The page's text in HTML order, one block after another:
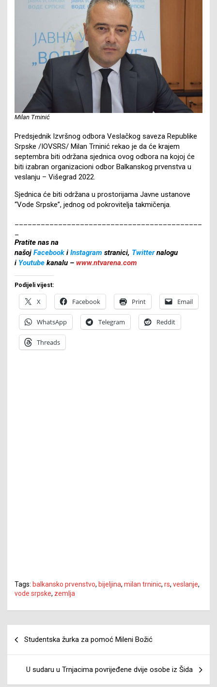
Milan Trninić
Predsjednik Izvršnog odbora Veslačkog saveza Republike
Srpske /IOVSRS/ Milan Trninić rekao je da će krajem
septembra biti održana sjednica ovog odbora na kojoj će
biti izabran organizacioni odbor Balkanskog prvenstva u
veslanju – Višegrad 2022.
Sjednica će biti održana u prostorijama Javne ustanove
“Vode Srpske”, jednog od pokrovitelja takmičenja.
Pratite nas na
našoj Facebook i Instagram stranici, Twitternalogu
i Youtube kanalu – www.ntvarena.com
Podijeli vijest:
X Facebook Print Email
WhatsApp Telegram Reddit
Threads
Tags: balkansko prvenstvo, bijeljina, milan trninic, rs, veslanje,
vode srpske, zemlja
Studentska žurka za pomoć Mileni Božić
U sudaru u Trnjacima povrijeđene dvije osobe iz Šida